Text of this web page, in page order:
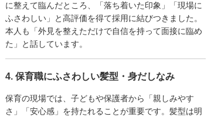
に整えて臨んだところ、「落ち着いた印象」「現場に
ふさわしい」と高評価を得て採用に結びつきました。
本人も「外見を整えただけで自信を持って面接に臨め
た」と話しています。
4. 保育職にふさわしい髪型・身だしなみ
保育の現場では、子どもや保護者から「親しみやす
さ」「安心感」を持たれることが重要です。髪型は明